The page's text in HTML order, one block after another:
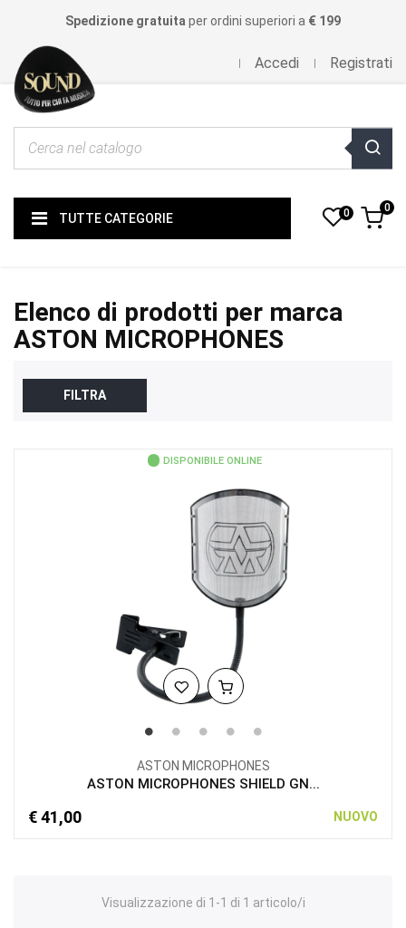
Spedizione gratuita per ordini superiori a € 199
Accedi Registrati
TUTTE CATEGORIE 0 0
Elenco di prodotti per marca
ASTON MICROPHONES
FILTRA
DISPONIBILE ONLINE
ASTON MICROPHONES
ASTON MICROPHONES SHIELD GN...
€ 41,00 NUOVO
Visualizzazione di 1-1 di 1 articolo/i